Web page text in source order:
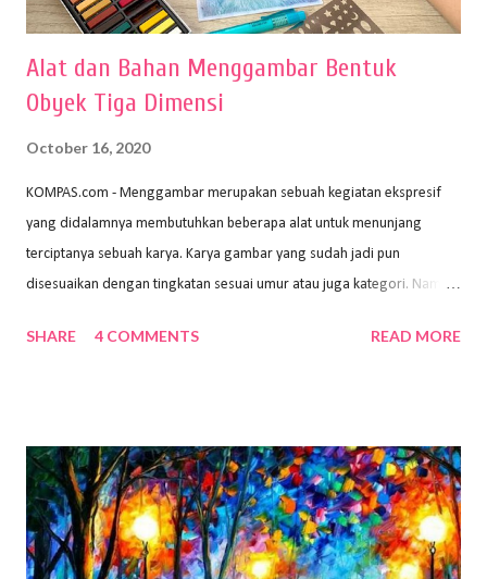
Alat dan Bahan Menggambar Bentuk
Obyek Tiga Dimensi
October 16, 2020
KOMPAS.com - Menggambar merupakan sebuah kegiatan ekspresif
yang didalamnya membutuhkan beberapa alat untuk menunjang
terciptanya sebuah karya. Karya gambar yang sudah jadi pun
disesuaikan dengan tingkatan sesuai umur atau juga kategori. Namun,
sehingga hasilnya bisa dilihat. Peran alat dan bahan sangat
memiliki spesifikasi berbeda sesuai jenisnya. Berikut peralatan
menggambar bentuk: 1. Kertas Gambar Kegiatan menggambar
membutuhkan kertas yang baik agar proses pembuatan gambar lebih
nyaman dan maksimal. Bahan kertas yang baik salah satu syaratnya
SHARE 4 COMMENTS READ MORE